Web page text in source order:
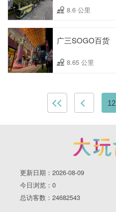
8.6 公里
广三SOGO百货
8.65 公里
12
更新日期：2026-08-09
今日浏览：0
总访客数：24682543